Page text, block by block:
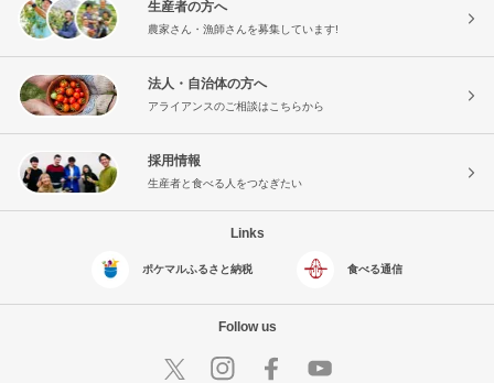
生産者の方へ
農家さん・漁師さんを募集しています!
法人・自治体の方へ
アライアンスのご相談はこちらから
採用情報
生産者と食べる人をつなぎたい
Links
ポケマルふるさと納税 食べる通信
Follow us